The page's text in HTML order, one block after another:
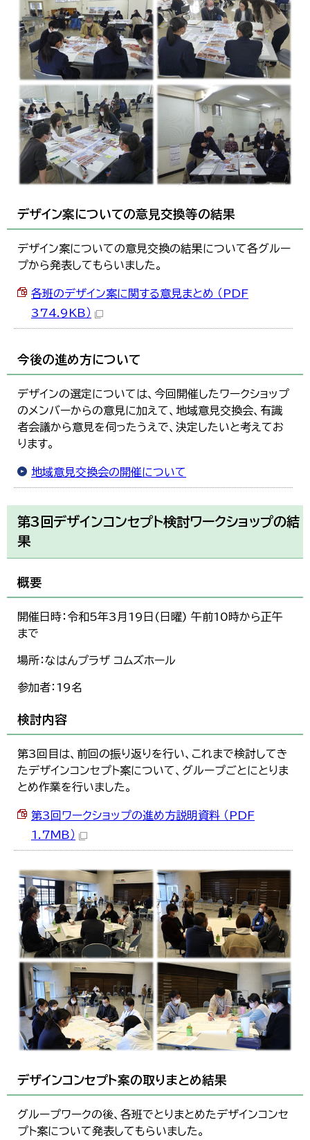
デザイン案についての意見交換等の結果
デザイン案についての意見交換の結果について各グルー
プから発表してもらいました。
各班のデザイン案に関する意見まとめ （PDF
374.9KB）
今後の進め方について
デザインの選定については、今回開催したワークショップ
のメンバーからの意見に加えて、地域意見交換会、有識
者会議から意見を伺ったうえで、決定したいと考えてお
ります。
地域意見交換会の開催について
第3回デザインコンセプト検討ワークショップの結
果
概要
開催日時：令和5年3月19日(日曜) 午前10時から正午
まで
場所：なはんプラザ コムズホール
参加者：19名
検討内容
第3回目は、前回の振り返りを行い、これまで検討してき
たデザインコンセプト案について、グループごとにとりま
とめ作業を行いました。
第3回ワークショップの進め方説明資料 （PDF
1.7MB）
デザインコンセプト案の取りまとめ結果
グループワークの後、各班でとりまとめたデザインコンセ
プト案について発表してもらいました。